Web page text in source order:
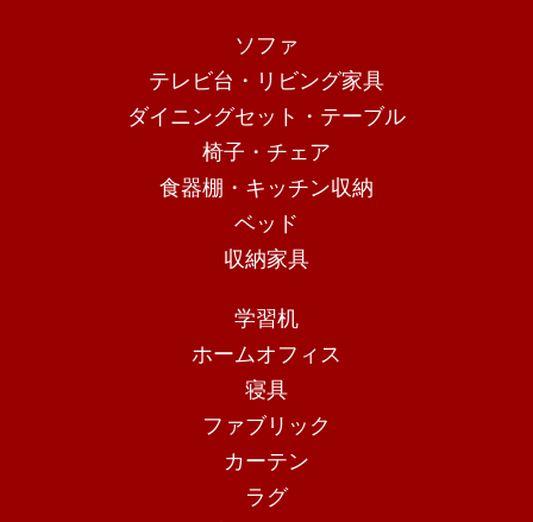
ソファ
テレビ台・リビング家具
ダイニングセット・テーブル
椅子・チェア
食器棚・キッチン収納
ベッド
収納家具
学習机
ホームオフィス
寝具
ファブリック
カーテン
ラグ